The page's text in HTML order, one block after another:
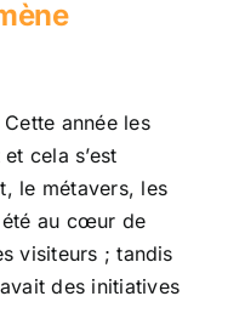
année les
cela s’est
le métavers, les
été au cœur de
visiteurs ; tandis
des initiatives